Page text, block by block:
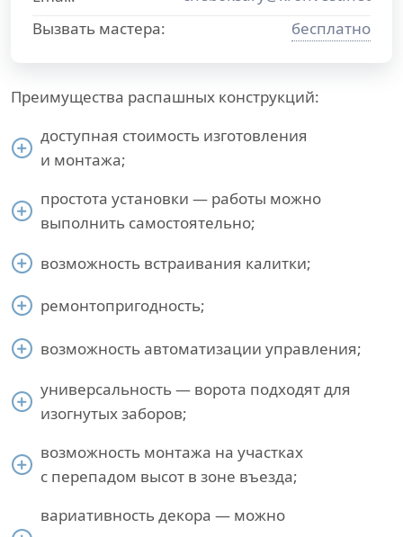
Преимущества распашных конструкций:
доступная стоимость изготовления
и монтажа;
простота установки — работы можно
выполнить самостоятельно;
возможность встраивания калитки;
ремонтопригодность;
Вызвать мастера:
бесплатно
возможность автоматизации управления;
универсальность — ворота подходят для
изогнутых заборов;
возможность монтажа на участках
с перепадом высот в зоне въезда;
вариативность декора — можно